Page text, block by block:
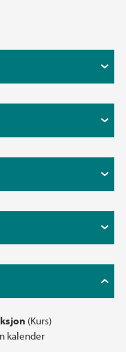
(Kurs)
kalender